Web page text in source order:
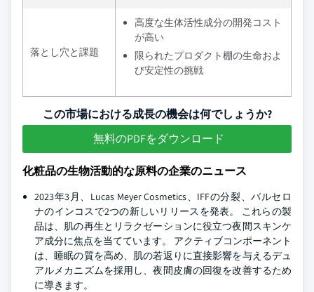
落とし穴と課題
高度な生体活性成分の開発コスト
が高い
限られたプロダクト棚の生命およ
び安定性の挑戦
この市場における成長の機会は何でしょうか?
無料のPDFをダウンロード
化粧品の生物活動的な原料の企業のニュース
2023年3月、Lucas Meyer Cosmetics、IFFの分裂、バルセロ
ナのインコスで2つの新しいリリースを発表。 これらの製
品は、肌の再生とリラクゼーションに役立つ夜間スキンケ
ア成分に焦点を当てています。 アクティブコンポーネント
は、睡眠の質を高め、肌の若返りに直接影響を与えるデュ
アルメカニズムを採用し、夜間皮膚の回復を改善するため
に導きます。